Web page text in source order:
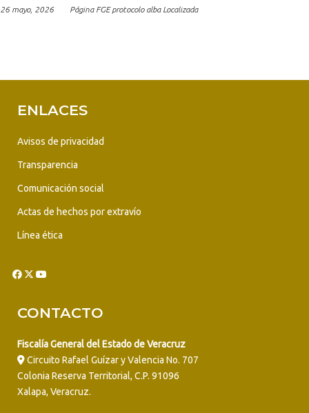
26 mayo, 2026 Página FGE protocolo alba Localizada
ENLACES
Avisos de privacidad
Transparencia
Comunicación social
Actas de hechos por extravío
Línea ética
CONTACTO
Fiscalía General del Estado de Veracruz
Circuito Rafael Guízar y Valencia No. 707
Colonia Reserva Territorial, C.P. 91096
Xalapa, Veracruz.